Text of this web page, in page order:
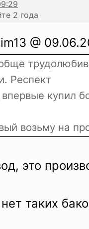
2 года
@
Респект
впервые купил
возьму на
это
таких